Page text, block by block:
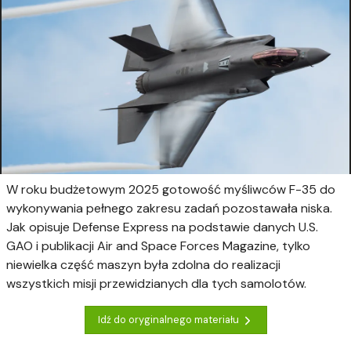
W roku budżetowym 2025 gotowość myśliwców F-35 do
wykonywania pełnego zakresu zadań pozostawała niska.
Jak opisuje Defense Express na podstawie danych U.S.
GAO i publikacji Air and Space Forces Magazine, tylko
niewielka część maszyn była zdolna do realizacji
wszystkich misji przewidzianych dla tych samolotów.
Idź do oryginalnego materiału